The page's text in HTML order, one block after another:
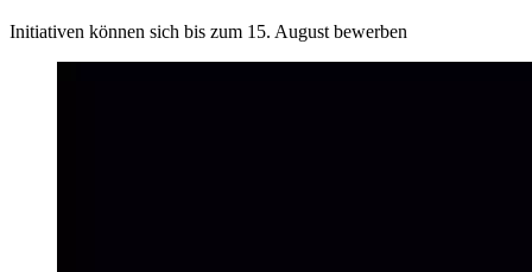
Initiativen können sich bis zum 15. August bewerben